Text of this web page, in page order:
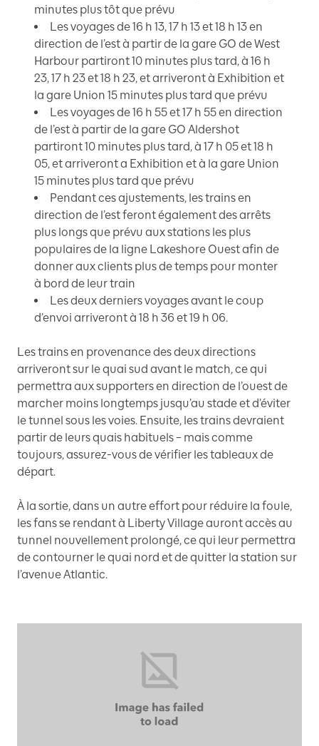
minutes plus tôt que prévu
Les voyages de 16 h 13, 17 h 13 et 18 h 13 en
direction de l’est à partir de la gare GO de West
Harbour partiront 10 minutes plus tard, à 16 h
23, 17 h 23 et 18 h 23, et arriveront à Exhibition et
la gare Union 15 minutes plus tard que prévu
Les voyages de 16 h 55 et 17 h 55 en direction
de l’est à partir de la gare GO Aldershot
partiront 10 minutes plus tard, à 17 h 05 et 18 h
05, et arriveront a Exhibition et à la gare Union
15 minutes plus tard que prévu
Pendant ces ajustements, les trains en
direction de l’est feront également des arrêts
plus longs que prévu aux stations les plus
populaires de la ligne Lakeshore Ouest afin de
donner aux clients plus de temps pour monter
à bord de leur train
Les deux derniers voyages avant le coup
d’envoi arriveront à 18 h 36 et 19 h 06.
Les trains en provenance des deux directions
arriveront sur le quai sud avant le match, ce qui
permettra aux supporters en direction de l’ouest de
marcher moins longtemps jusqu’au stade et d’éviter
le tunnel sous les voies. Ensuite, les trains devraient
partir de leurs quais habituels – mais comme
toujours, assurez-vous de vérifier les tableaux de
départ.
À la sortie, dans un autre effort pour réduire la foule,
les fans se rendant à Liberty Village auront accès au
tunnel nouvellement prolongé, ce qui leur permettra
de contourner le quai nord et de quitter la station sur
l’avenue Atlantic.